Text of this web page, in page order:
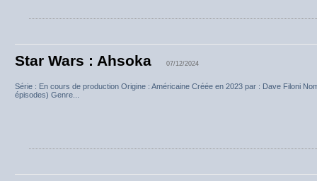
Star Wars : Ahsoka 07/12/2024
Série : En cours de production Origine : Américaine Créée en 2023 par : Dave Filoni
épisodes) Genre...